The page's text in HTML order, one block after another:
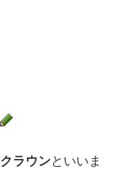
クラウンといいま